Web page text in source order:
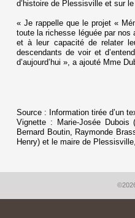
d’histoire de Plessisville et sur
« Je rappelle que le projet «
toute la richesse léguée par nos
et à leur capacité de relater
descendants de voir et
d’aujourd’hui », a ajouté Mme
Source : Information tirée d’un
Vignette : Marie-Josée Dubois
Bernard Boutin, Raymonde
Henry) et le maire de